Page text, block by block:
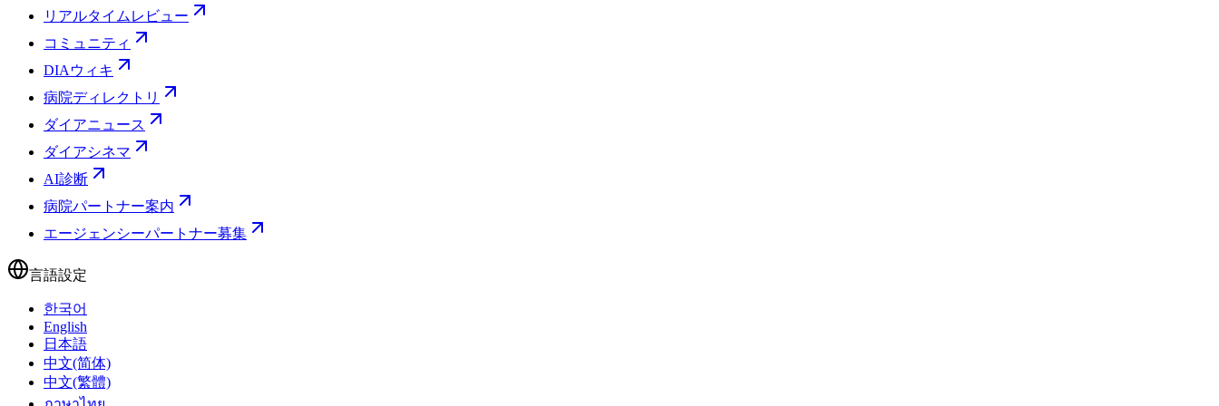
リアルタイムレビュー
コミュニティ
DIAウィキ
病院ディレクトリ
ダイアニュース
ダイアシネマ
AI診断
病院パートナー案内
エージェンシーパートナー募集
言語設定
한국어
English
日本語
中文(简体)
中文(繁體)